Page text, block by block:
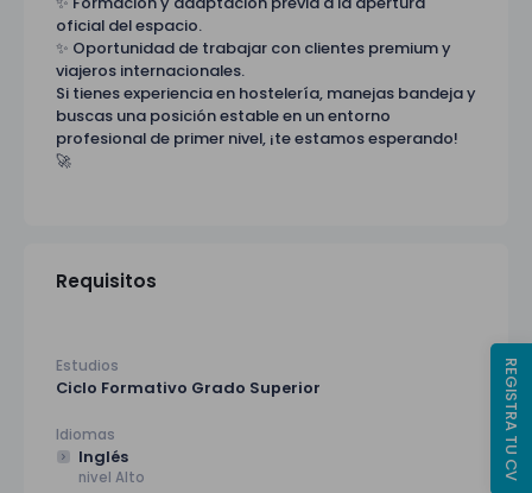
oficial del espacio.
✨ Oportunidad de trabajar con clientes premium y
viajeros internacionales.
Si tienes experiencia en hostelería, manejas bandeja y
buscas una posición estable en un entorno
profesional de primer nivel, ¡te estamos esperando!
🚀
Requisitos
Estudios
Ciclo Formativo Grado Superior
Idiomas
Inglés
nivel Alto REGISTRA TU CV